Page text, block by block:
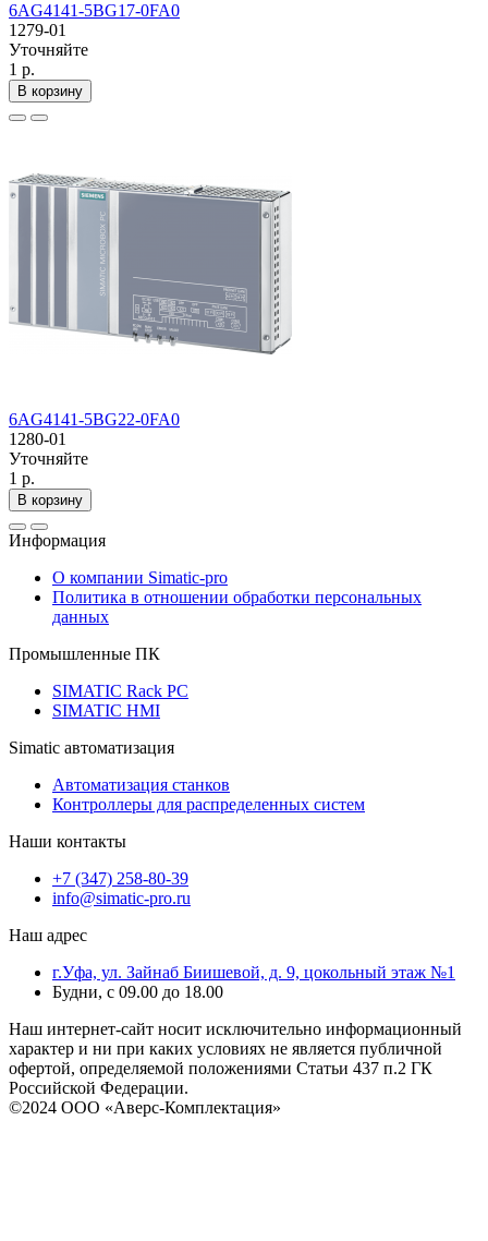
6AG4141-5BG17-0FA0
1279-01
Уточняйте
1 р.
В корзину
6AG4141-5BG22-0FA0
1280-01
Уточняйте
1 р.
В корзину
Информация
О компании Simatic-pro
Политика в отношении обработки персональных
данных
Промышленные ПК
SIMATIC Rack PC
SIMATIC HMI
Simatic автоматизация
Автоматизация станков
Контроллеры для распределенных систем
Наши контакты
+7 (347) 258-80-39
info@simatic-pro.ru
Наш адрес
г.Уфа, ул. Зайнаб Биишевой, д. 9, цокольный этаж №1
Будни, с 09.00 до 18.00
Наш интернет-сайт носит исключительно информационный
характер и ни при каких условиях не является публичной
офертой, определяемой положениями Статьи 437 п.2 ГК
Российской Федерации.
©2024 ООО «Аверс-Комплектация»